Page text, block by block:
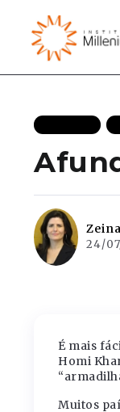
24/
É mais
Homi
Muitos